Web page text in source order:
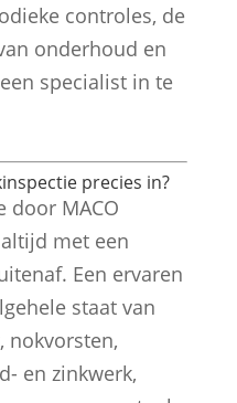
controles, de
onderhoud en
specialist in te
precies in?
door MACO
met een
Een ervaren
staat van
nokvorsten,
en zinkwerk,